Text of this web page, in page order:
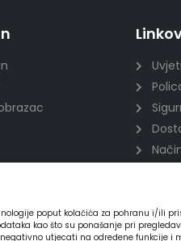
poput kolačića za pohranu i/ili
kao što su ponašanje pri
utjecati na određene funkcije i